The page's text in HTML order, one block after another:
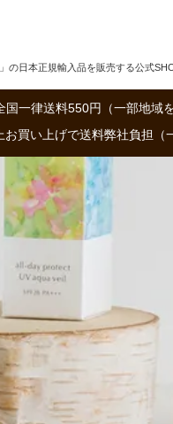
の日本正規輸入品を販売する公式
国一律送料550円（一部地域を
買い上げで送料弊社負担（